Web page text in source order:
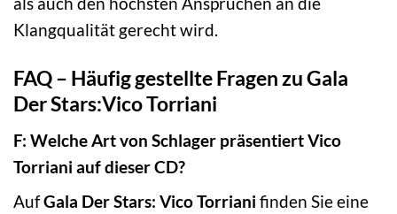
Klangqualität gerecht wird.
FAQ – Häufig gestellte Fragen zu Gala
Der Stars:Vico Torriani
F: Welche Art von Schlager präsentiert Vico
Torriani auf dieser CD?
AufGala Der Stars: Vico Torriani finden Sie eine